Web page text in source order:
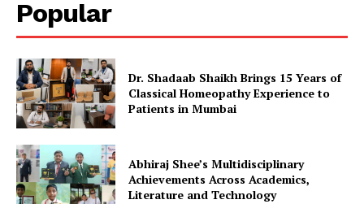
Popular
Dr. Shadaab Shaikh Brings 15 Years of
Classical Homeopathy Experience to
Patients in Mumbai
Abhiraj Shee’s Multidisciplinary
Achievements Across Academics,
Literature and Technology